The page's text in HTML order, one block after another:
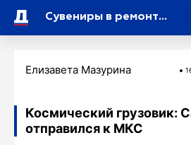
Сувениры в ремонтном боксе: результат работы бойцов 31-го полка
Елизавета Мазурина
Космический грузовик:
отправился к МКС